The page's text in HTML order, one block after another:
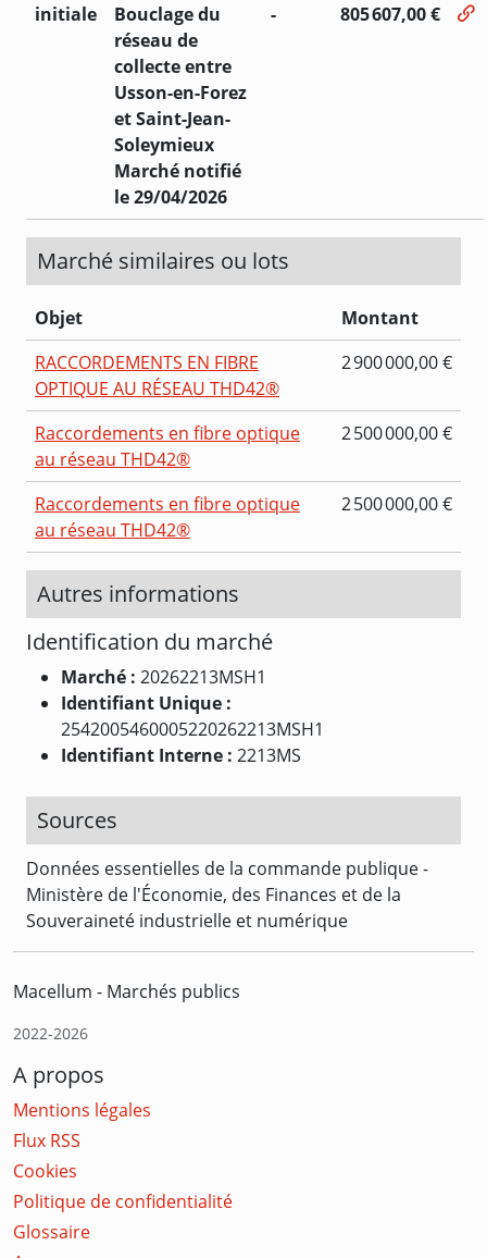
initiale
Bouclage du
réseau de
collecte entre
Usson-en-Forez
et Saint-Jean-
Soleymieux
Marché notifié
le 29/04/2026
- 805 607,00 €
Marché similaires ou lots
Objet
Montant
RACCORDEMENTS EN FIBRE
OPTIQUE AU RÉSEAU THD42®
2 900 000,00 €
Raccordements en fibre optique
au réseau THD42®
2 500 000,00 €
Raccordements en fibre optique
au réseau THD42®
2 500 000,00 €
Autres informations
Identification du marché
Marché : 20262213MSH1
Identifiant Unique :
2542005460005220262213MSH1
Identifiant Interne : 2213MS
Sources
Données essentielles de la commande publique -
Ministère de l'Économie, des Finances et de la
Souveraineté industrielle et numérique
Macellum - Marchés publics
2022-2026
A propos
Mentions légales
Flux RSS
Cookies
Politique de confidentialité
Glossaire